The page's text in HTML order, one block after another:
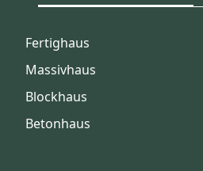
Fertighaus
Massivhaus
Blockhaus
Betonhaus